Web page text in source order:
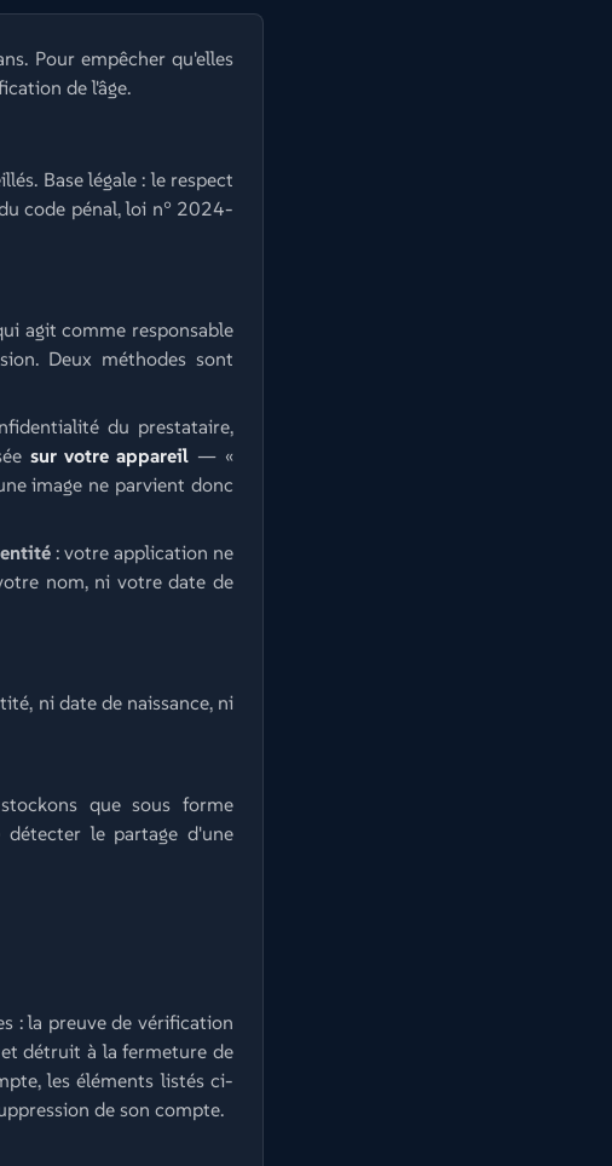
Pour empêcher qu'elles
de l'âge.
Base légale : le respect
code pénal, loi n° 2024-
agit comme responsable
Deux méthodes sont
du prestataire,
sur votre appareil — «
image ne parvient donc
: votre application ne
nom, ni votre date de
ni date de naissance, ni
que sous forme
détecter le partage d'une
: la preuve de vérification
détruit à la fermeture de
les éléments listés ci-
de son compte.